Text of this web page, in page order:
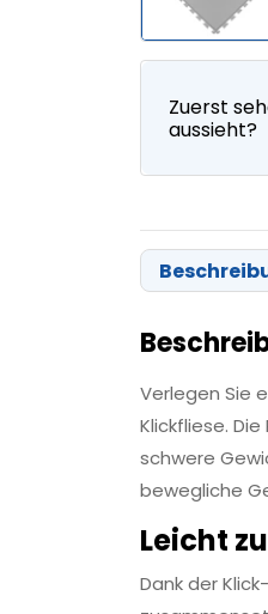
Zuerst
aussieht?
Verlegen Sie
Klickfliese.
schwere
bewegliche
Leicht
Dank der